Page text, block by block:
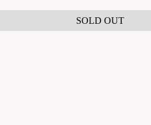
SOLD OUT